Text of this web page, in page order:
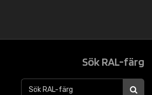
Sök RAL-färg